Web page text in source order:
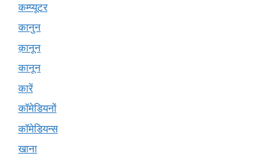
कम्प्यूटर
कानुन
क़ानून
कानून
कारें
कॉमेडियनों
कॉमेडियन्स
खाना